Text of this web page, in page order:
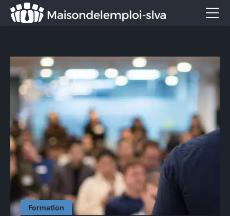
Formation
Formation
Marketing
Entreprise
Services
CONTACT